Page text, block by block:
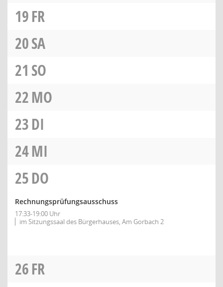
19FR
20SA
21 SO
22MO
23DI
24MI
25DO
Rechnungsprüfungsausschuss
17:33-19:00 Uhr
im Sitzungssaal des Bürgerhauses, Am Gorbach 2
26FR